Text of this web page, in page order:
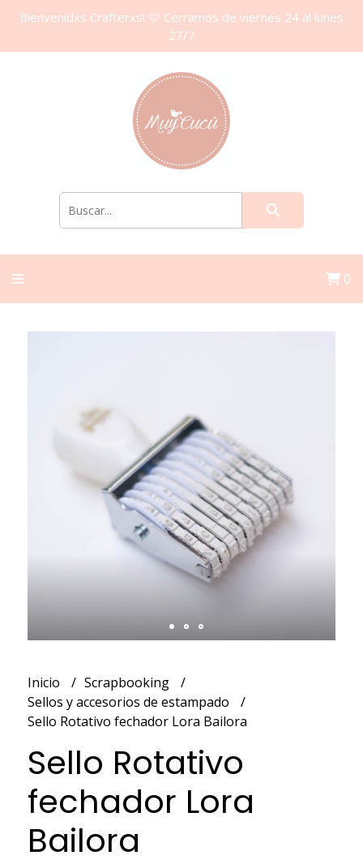
Bienvenidxs Crafterxs! 🩷 Cerramos de viernes 24 al lunes
27/7
0
Inicio
Scrapbooking
Sellos y accesorios de estampado
Sello Rotativo fechador Lora Bailora
Sello Rotativo
fechador Lora
Bailora